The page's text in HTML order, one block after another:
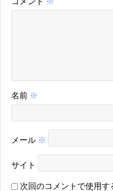
名前 ※
メール ※
サイト
次回のコメントで使用